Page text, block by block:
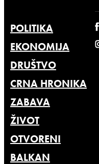
POLITIKA
EKONOMIJA
DRUŠTVO
CRNA HRONIKA
ZABAVA
ŽIVOT
OTVORENI
BALKAN